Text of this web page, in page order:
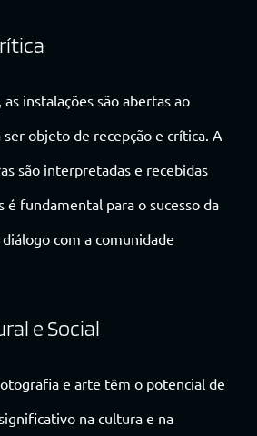
instalações são abertas ao
ser objeto de recepção e crítica. A
são interpretadas e recebidas
é fundamental para o sucesso da
com a comunidade
e Social
e arte têm o potencial de
na cultura e na